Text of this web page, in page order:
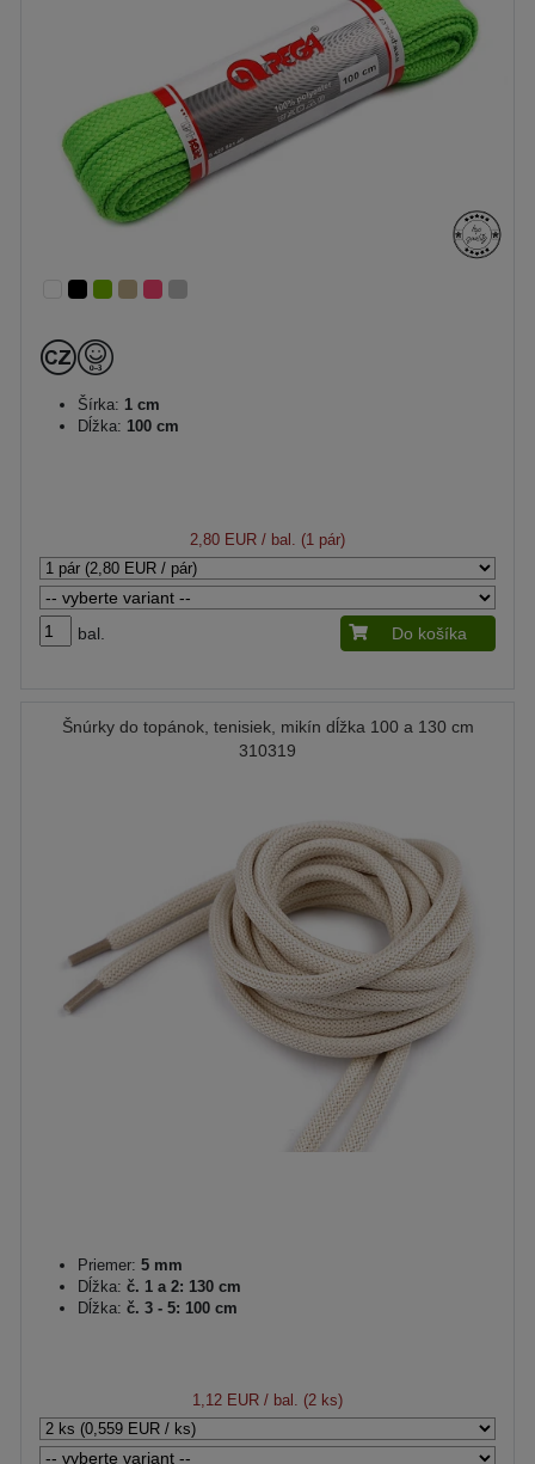
Šírka: 1 cm
Dĺžka: 100 cm
2,80 EUR / bal. (1 pár)
bal. Do košíka
Šnúrky do topánok, tenisiek, mikín dĺžka 100 a 130 cm
310319
Priemer: 5 mm
Dĺžka: č. 1 a 2: 130 cm
Dĺžka: č. 3 - 5: 100 cm
1,12 EUR / bal. (2 ks)